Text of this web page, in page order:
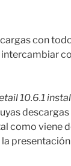
con
10.6.1
descargas
como viene